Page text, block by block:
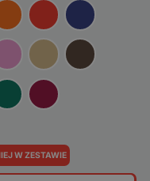
W ZESTAWIE